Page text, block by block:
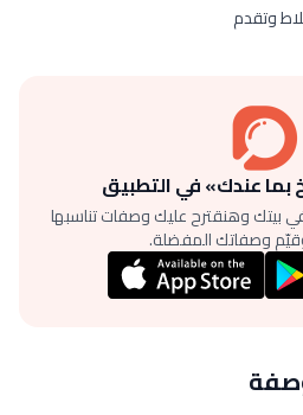
وتقدم
بما عندك» في التطبيق
بيتك وهنقترح عليك وصفات تناسبها
وصفاتك المفضلة.